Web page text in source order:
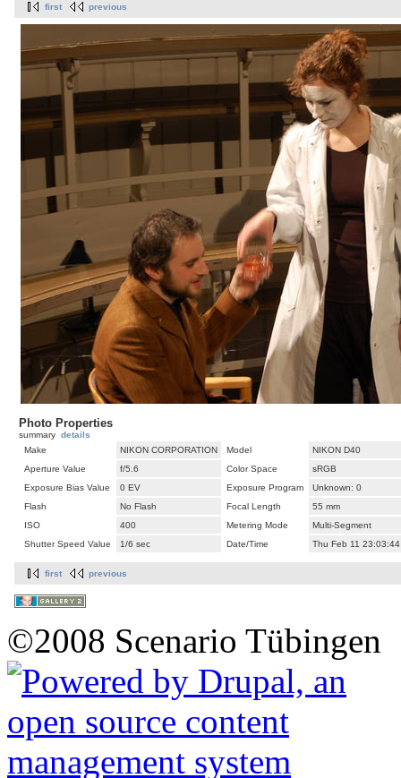
first previous
Photo Properties
summary details
Make
NIKON CORPORATION Model
NIKON D40
Aperture Value
f/5.6 Color Space
sRGB
Exposure Bias Value
0 EV Exposure Program
Unknown: 0
Flash
No Flash Focal Length
55 mm
ISO
400 Metering Mode
Multi-Segment
Shutter Speed Value
1/6 sec Date/Time Thu Feb 11
first previous
©2008 Scenario Tübingen